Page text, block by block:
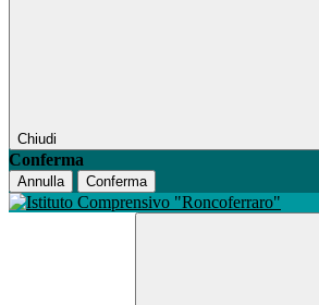
Chiudi
Conferma
Annulla Conferma